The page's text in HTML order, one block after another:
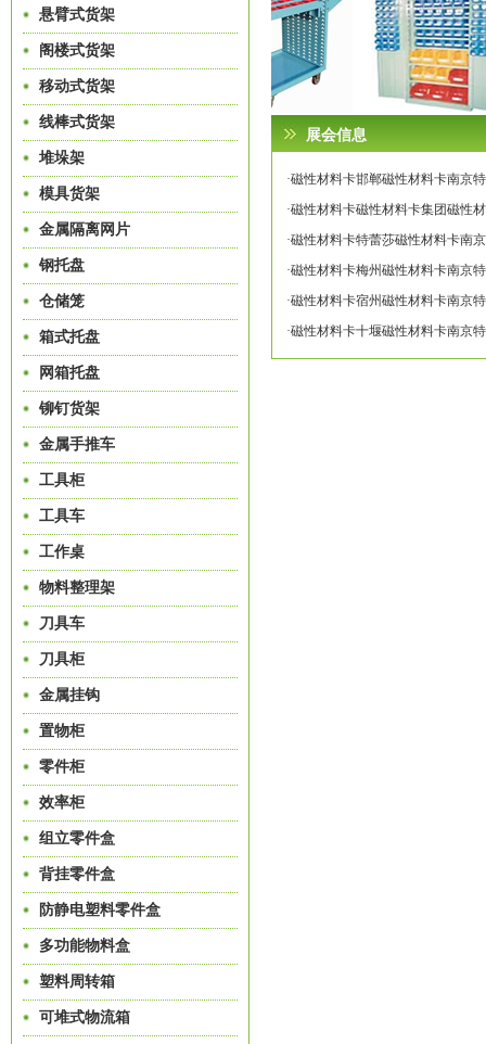
悬臂式货架
阁楼式货架
移动式货架
线棒式货架
堆垛架
模具货架
金属隔离网片
钢托盘
仓储笼
箱式托盘
网箱托盘
铆钉货架
金属手推车
工具柜
工具车
工作桌
物料整理架
刀具车
刀具柜
金属挂钩
置物柜
零件柜
效率柜
组立零件盒
背挂零件盒
防静电塑料零件盒
多功能物料盒
塑料周转箱
可堆式物流箱
展会信息
·磁性材料卡邯郸磁性材料卡南京
·磁性材料卡磁性材料卡集团磁性
·磁性材料卡特蕾莎磁性材料卡南
·磁性材料卡梅州磁性材料卡南京
·磁性材料卡宿州磁性材料卡南京
·磁性材料卡十堰磁性材料卡南京